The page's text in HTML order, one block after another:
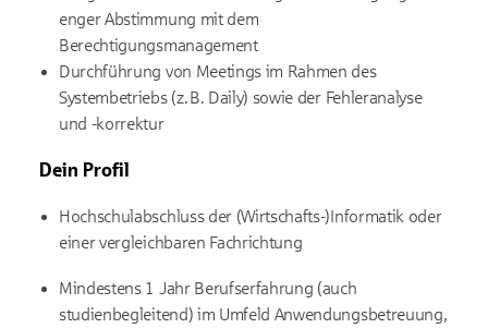
enger Abstimmung mit dem
Berechtigungsmanagement
Durchführung von Meetings im Rahmen des
Systembetriebs (z. B. Daily) sowie der Fehleranalyse
und -korrektur
Dein Profil
Hochschulabschluss der (Wirtschafts-)Informatik oder
einer vergleichbaren Fachrichtung
Mindestens 1 Jahr Berufserfahrung (auch
studienbegleitend) im Umfeld Anwendungsbetreuung,